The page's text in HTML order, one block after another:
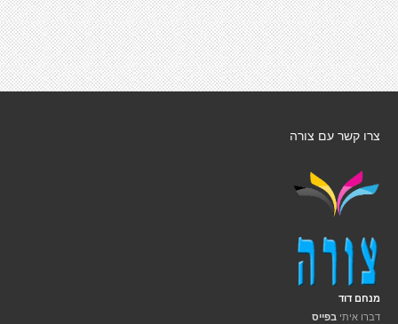
צרו קשר עם צורה
מנחם דוד
דברו איתי בפייס